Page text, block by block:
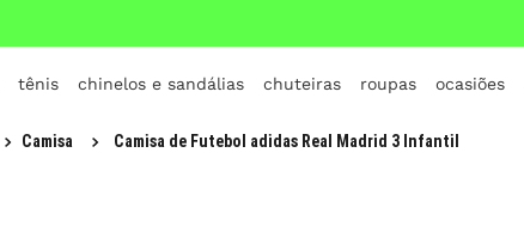
tênis chinelos e sandálias chuteiras roupas ocasiões
Camisa Camisa de Futebol adidas Real Madrid 3 Infantil
TERMOS MAIS BUSCADOS